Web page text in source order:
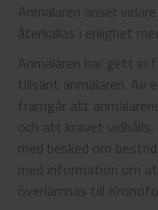
Anmälaren anser
återkallas i enlighet
Anmälaren har gett in
tillsänt anmälaren.
framgår att
och att kravet
med besked om
med information om
överlämnas till